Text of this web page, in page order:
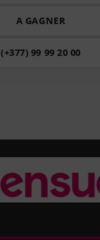
A GAGNER
(+377) 99 99 20 00